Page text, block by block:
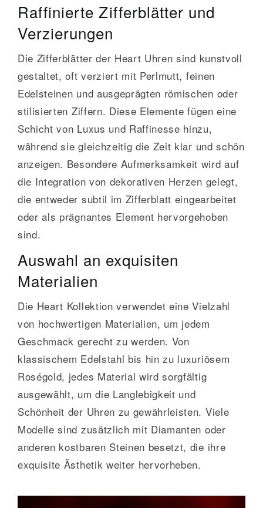
Raffinierte Zifferblätter und
Verzierungen
Die Zifferblätter der Heart Uhren sind kunstvoll
gestaltet, oft verziert mit Perlmutt, feinen
Edelsteinen und ausgeprägten römischen oder
stilisierten Ziffern. Diese Elemente fügen eine
Schicht von Luxus und Raffinesse hinzu,
während sie gleichzeitig die Zeit klar und schön
anzeigen. Besondere Aufmerksamkeit wird auf
die Integration von dekorativen Herzen gelegt,
die entweder subtil im Zifferblatt eingearbeitet
oder als prägnantes Element hervorgehoben
sind.
Auswahl an exquisiten
Materialien
Die Heart Kollektion verwendet eine Vielzahl
von hochwertigen Materialien, um jedem
Geschmack gerecht zu werden. Von
klassischem Edelstahl bis hin zu luxuriösem
Roségold, jedes Material wird sorgfältig
ausgewählt, um die Langlebigkeit und
Schönheit der Uhren zu gewährleisten. Viele
Modelle sind zusätzlich mit Diamanten oder
anderen kostbaren Steinen besetzt, die ihre
exquisite Ästhetik weiter hervorheben.